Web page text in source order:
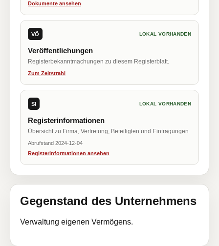
Dokumente ansehen
VÖ LOKAL VORHANDEN
Veröffentlichungen
Registerbekanntmachungen zu diesem Registerblatt.
Zum Zeitstrahl
SI LOKAL VORHANDEN
Registerinformationen
Übersicht zu Firma, Vertretung, Beteiligten und Eintragungen.
Abrufstand 2024-12-04
Registerinformationen ansehen
Gegenstand des Unternehmens
Verwaltung eigenen Vermögens.